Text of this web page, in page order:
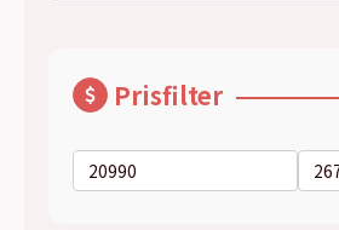
Prisfilter
Min
Max